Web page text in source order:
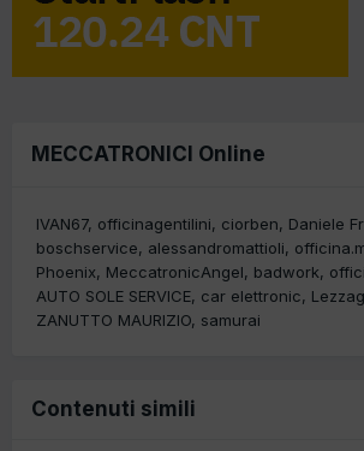
MECCATRONICI Online
IVAN67 officinagentilini ciorben Daniele
boschservice
alessandromattioli
Phoenix
MeccatronicAngel badwork
AUTO SOLE SERVICE car elettronic
ZANUTTO MAURIZIO samurai
Contenuti simili